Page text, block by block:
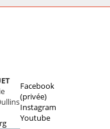
Facebook
(privée)
Instagram
Youtube